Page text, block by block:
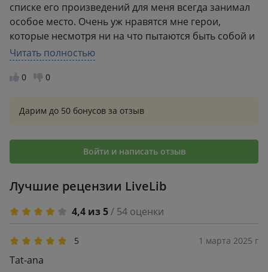
списке его произведений для меня всегда занимал
особое место. Очень уж нравятся мне герои,
которые несмотря ни на что пытаются быть собой и
поступать «по чести», что получается не всегда.
Сами события романа разворачиваются в Испании
начала 17 века во времена Святой Инквизиции, и
эпохи. В время чтения легко можно представить
казематы, где проходит допрос. Он пишет «вкусно»,
и отдельные части текста хочется перечитывать по
нескольку раз. Погружение в роман становится
полным благодаря прекрасному изданию с
полноразмерными иллюстрациями на обложке и
качественной бумагой. Такую книгу хочется читать и
перечитывать.
Читать полностью
0 0
Дарим до 50 бонусов за отзыв
Войти и написать отзыв
Лучшие рецензии LiveLib
4,4 из 5/ 54 оценки
5 1 марта 2025 г
Tat-ana